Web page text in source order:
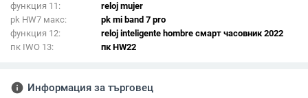
функция 11:
reloj mujer
pk HW7 макс:
pk mi band 7 pro
функция 12:
reloj inteligente hombre смарт часовник 2022
пк IWO 13:
пк HW22
info Информация за търговец